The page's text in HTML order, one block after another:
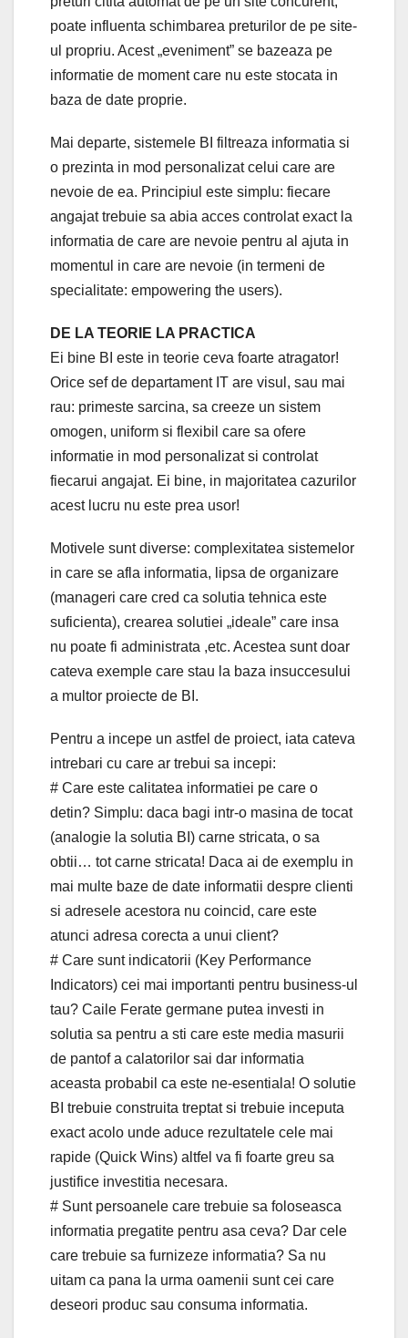
poate influenta schimbarea preturilor de pe site-
ul propriu. Acest „eveniment” se bazeaza pe
informatie de moment care nu este stocata in
baza de date proprie.
Mai departe, sistemele BI filtreaza informatia si
o prezinta in mod personalizat celui care are
nevoie de ea. Principiul este simplu: fiecare
angajat trebuie sa abia acces controlat exact la
informatia de care are nevoie pentru al ajuta in
momentul in care are nevoie (in termeni de
specialitate: empowering the users).
DE LA TEORIE LA PRACTICA
Ei bine BI este in teorie ceva foarte atragator!
Orice sef de departament IT are visul, sau mai
rau: primeste sarcina, sa creeze un sistem
omogen, uniform si flexibil care sa ofere
informatie in mod personalizat si controlat
fiecarui angajat. Ei bine, in majoritatea cazurilor
acest lucru nu este prea usor!
Motivele sunt diverse: complexitatea sistemelor
in care se afla informatia, lipsa de organizare
(manageri care cred ca solutia tehnica este
suficienta), crearea solutiei „ideale” care insa
nu poate fi administrata ,etc. Acestea sunt doar
cateva exemple care stau la baza insuccesului
a multor proiecte de BI.
Pentru a incepe un astfel de proiect, iata cateva
intrebari cu care ar trebui sa incepi:
# Care este calitatea informatiei pe care o
detin? Simplu: daca bagi intr-o masina de tocat
(analogie la solutia BI) carne stricata, o sa
obtii… tot carne stricata! Daca ai de exemplu in
mai multe baze de date informatii despre clienti
si adresele acestora nu coincid, care este
atunci adresa corecta a unui client?
# Care sunt indicatorii (Key Performance
Indicators) cei mai importanti pentru business-ul
tau? Caile Ferate germane putea investi in
solutia sa pentru a sti care este media masurii
de pantof a calatorilor sai dar informatia
aceasta probabil ca este ne-esentiala! O solutie
BI trebuie construita treptat si trebuie inceputa
exact acolo unde aduce rezultatele cele mai
rapide (Quick Wins) altfel va fi foarte greu sa
justifice investitia necesara.
# Sunt persoanele care trebuie sa foloseasca
informatia pregatite pentru asa ceva? Dar cele
care trebuie sa furnizeze informatia? Sa nu
uitam ca pana la urma oamenii sunt cei care
deseori produc sau consuma informatia.